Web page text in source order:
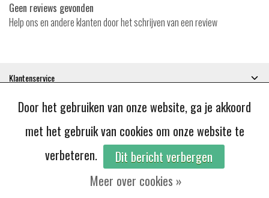
Geen reviews gevonden
Help ons en andere klanten door het schrijven van een review
Klantenservice
Categorieën
Contactgegevens
© Copyright 2026 - JoBie | RealisatieInStijl Media
Algemene voorwaarden|Disclaimer|Privacy Policy|RSS Feed
Door het gebruiken van onze website, ga je akkoord
met het gebruik van cookies om onze website te
verbeteren.
Dit bericht verbergen
Meer over cookies »